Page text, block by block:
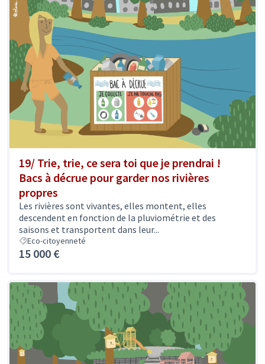
19/ Trie, trie, ce sera toi que je prendrai !
Bacs à décrue pour garder nos rivières
propres
Les rivières sont vivantes, elles montent, elles
descendent en fonction de la pluviométrie et des
saisons et transportent dans leur...
Eco-citoyenneté
15 000 €